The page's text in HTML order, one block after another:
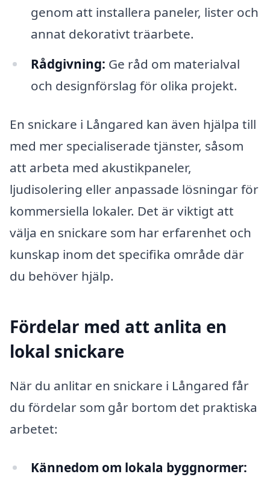
genom att installera paneler, lister och
annat dekorativt träarbete.
Rådgivning: Ge råd om materialval
och designförslag för olika projekt.
En snickare i Långared kan även hjälpa till
med mer specialiserade tjänster, såsom
att arbeta med akustikpaneler,
ljudisolering eller anpassade lösningar för
kommersiella lokaler. Det är viktigt att
välja en snickare som har erfarenhet och
kunskap inom det specifika område där
du behöver hjälp.
Fördelar med att anlita en
lokal snickare
När du anlitar en snickare i Långared får
du fördelar som går bortom det praktiska
arbetet:
Kännedom om lokala byggnormer: